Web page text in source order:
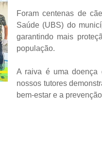
Foram centenas de
Saúde (UBS) do
garantindo mais
população.
A raiva é uma doença
nossos tutores
bem-estar e a